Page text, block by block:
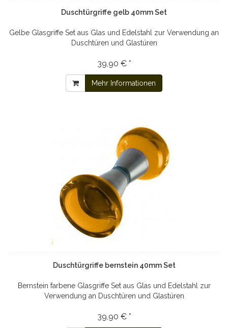
Duschtürgriffe gelb 40mm Set
Gelbe Glasgriffe Set aus Glas und Edelstahl zur Verwendung an
Duschtüren und Glastüren
39,90 € *
Mehr Informationen
Duschtürgriffe bernstein 40mm Set
Bernstein farbene Glasgriffe Set aus Glas und Edelstahl zur
Verwendung an Duschtüren und Glastüren
39,90 € *